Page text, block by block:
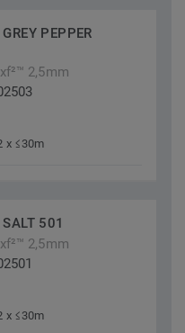
PEPPER
2,5mm
x ≤30m
501
2,5mm
x ≤30m